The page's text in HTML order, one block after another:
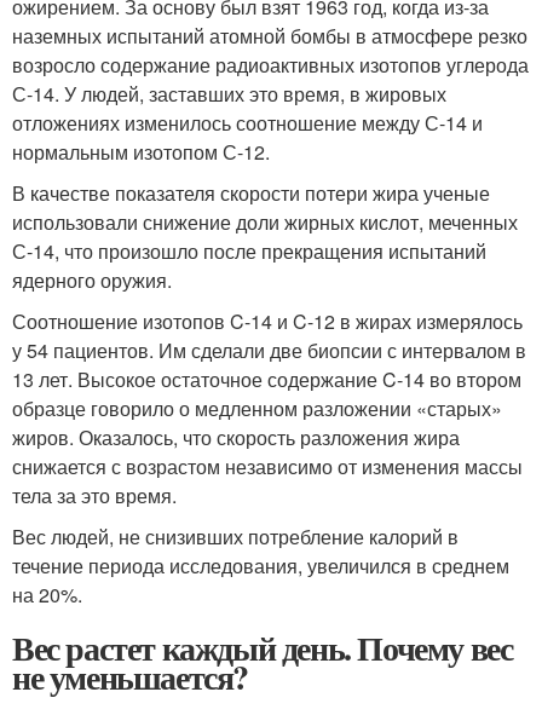
ожирением. За основу был взят 1963 год, когда из-за
наземных испытаний атомной бомбы в атмосфере резко
возросло содержание радиоактивных изотопов углерода
С-14. У людей, заставших это время, в жировых
отложениях изменилось соотношение между С-14 и
нормальным изотопом С-12.
В качестве показателя скорости потери жира ученые
использовали снижение доли жирных кислот, меченных
С-14, что произошло после прекращения испытаний
ядерного оружия.
Соотношение изотопов C-14 и C-12 в жирах измерялось
у 54 пациентов. Им сделали две биопсии с интервалом в
13 лет. Высокое остаточное содержание C-14 во втором
образце говорило о медленном разложении «старых»
жиров. Оказалось, что скорость разложения жира
снижается с возрастом независимо от изменения массы
тела за это время.
Вес людей, не снизивших потребление калорий в
течение периода исследования, увеличился в среднем
на 20%.
Вес растет каждый день. Почему вес
не уменьшается?